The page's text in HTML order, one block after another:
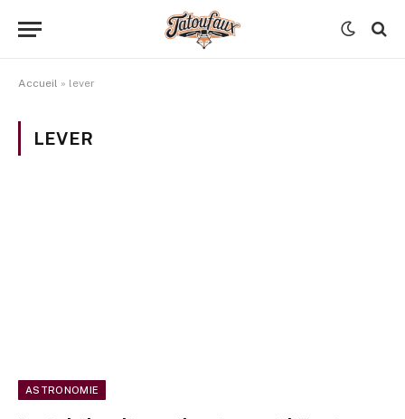
Accueil » lever
LEVER
ASTRONOMIE